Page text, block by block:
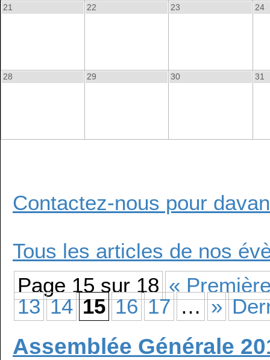
21 22 23 24
28 29 30 31
Contactez-nous pour
Tous les articles de nos
Page 15 sur 18 «
13 14 15 16 17 … »
Assemblée Générale